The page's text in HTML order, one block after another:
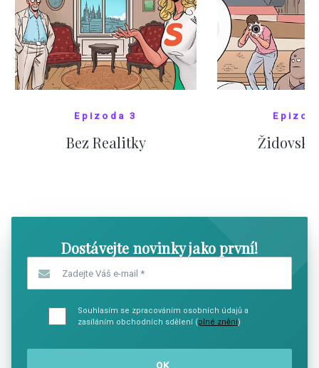
Epizoda 3
Bez Realitky
Dostávejte novinky jako první!
Souhlasím se zpracováním osobních údajů a
zasíláním obchodních sdělení (plné znění)